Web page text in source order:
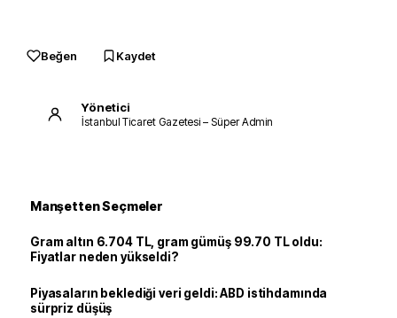
Beğen Kaydet
Yönetici
İstanbul Ticaret Gazetesi – Süper Admin
Manşetten Seçmeler
Gram altın 6.704 TL, gram gümüş 99.70 TL oldu:
Fiyatlar neden yükseldi?
Piyasaların beklediği veri geldi: ABD istihdamında
sürpriz düşüş